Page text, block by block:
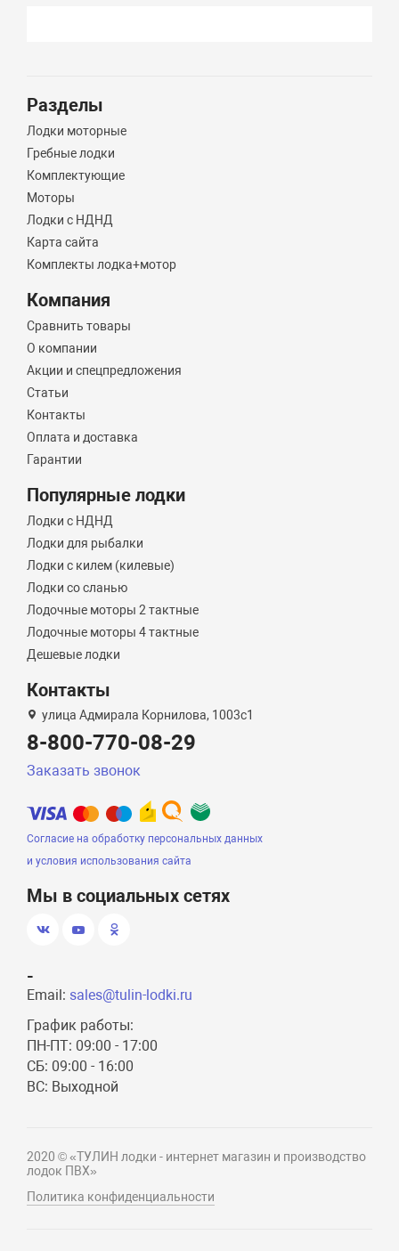
Разделы
Лодки моторные
Гребные лодки
Комплектующие
Моторы
Лодки с НДНД
Карта сайта
Комплекты лодка+мотор
Компания
Сравнить товары
О компании
Акции и спецпредложения
Статьи
Контакты
Оплата и доставка
Гарантии
Популярные лодки
Лодки с НДНД
Лодки для рыбалки
Лодки с килем (килевые)
Лодки со сланью
Лодочные моторы 2 тактные
Лодочные моторы 4 тактные
Дешевые лодки
Контакты
улица Адмирала Корнилова, 1003с1
8-800-770-08-29
Заказать звонок
Согласие на обработку персональных данных
и условия использования сайта
Мы в социальных сетях
-
Email: sales@tulin-lodki.ru
График работы:
ПН-ПТ: 09:00 - 17:00
СБ: 09:00 - 16:00
ВС: Выходной
2020 © «ТУЛИН лодки - интернет магазин и производство
лодок ПВХ»
Политика конфиденциальности